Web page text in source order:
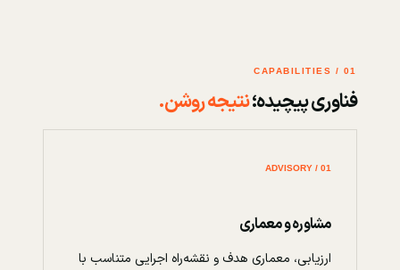
01 / CAPABILITIES
فناوری پیچیده؛نتیجه روشن.
01 / ADVISORY
مشاوره و معماری
ارزیابی، معماری هدف و نقشه‌راه اجرایی متناسب با